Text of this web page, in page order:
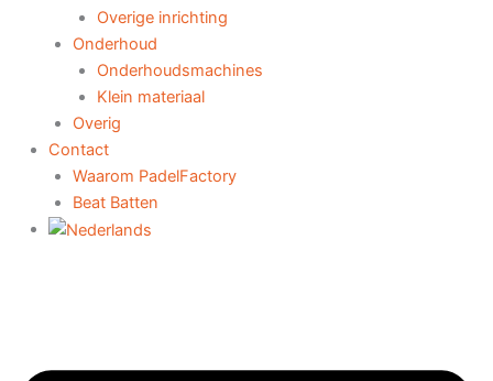
Overige inrichting
Onderhoud
Onderhoudsmachines
Klein materiaal
Overig
Contact
Waarom PadelFactory
Beat Batten